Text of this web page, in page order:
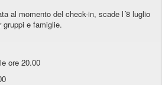
al momento del check-in, scade l´8 luglio
gruppi e famiglie.
ore 20.00